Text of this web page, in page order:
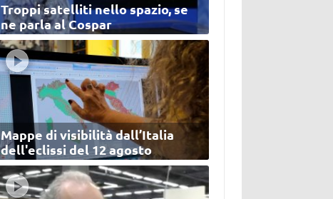
Troppi satelliti nello spazio, se
ne parla al Cospar
Mappe di visibilità dall’Italia
dell'eclissi del 12 agosto